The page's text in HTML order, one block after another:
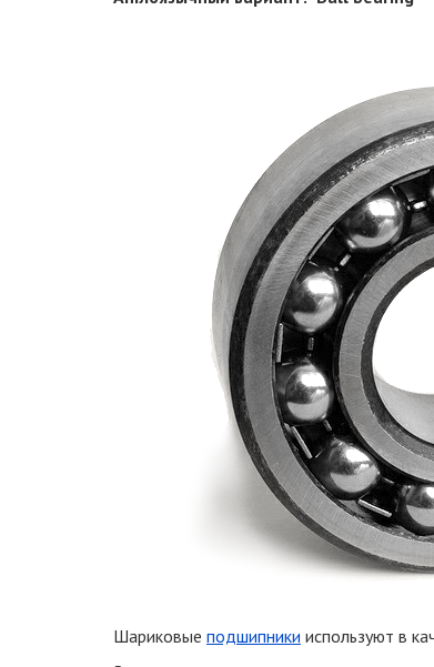
Шариковые подшипники используют в